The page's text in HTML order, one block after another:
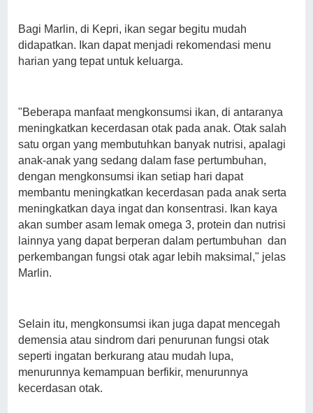
Bagi Marlin, di Kepri, ikan segar begitu mudah
didapatkan. Ikan dapat menjadi rekomendasi menu
harian yang tepat untuk keluarga.
"Beberapa manfaat mengkonsumsi ikan, di antaranya
meningkatkan kecerdasan otak pada anak. Otak salah
satu organ yang membutuhkan banyak nutrisi, apalagi
anak-anak yang sedang dalam fase pertumbuhan,
dengan mengkonsumsi ikan setiap hari dapat
membantu meningkatkan kecerdasan pada anak serta
meningkatkan daya ingat dan konsentrasi. Ikan kaya
akan sumber asam lemak omega 3, protein dan nutrisi
lainnya yang dapat berperan dalam pertumbuhan dan
perkembangan fungsi otak agar lebih maksimal," jelas
Marlin.
Selain itu, mengkonsumsi ikan juga dapat mencegah
demensia atau sindrom dari penurunan fungsi otak
seperti ingatan berkurang atau mudah lupa,
menurunnya kemampuan berfikir, menurunnya
kecerdasan otak.